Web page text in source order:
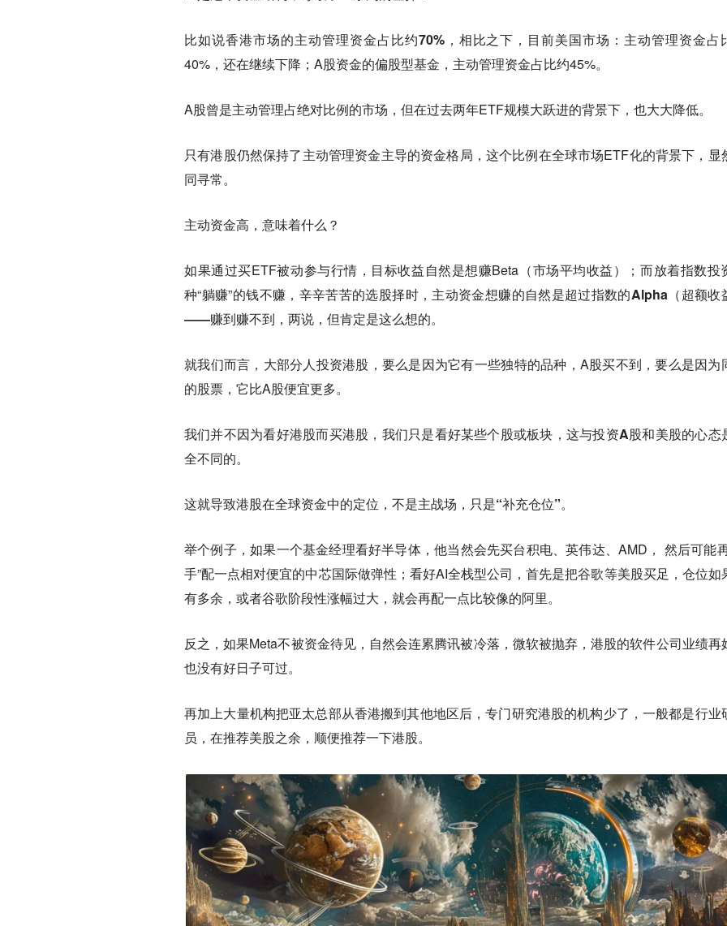
比如说香港市场的主动管理资金占比约70%，相比之下，目前美国市场：主动管理资金占
40%，还在继续下降；A股资金的偏股型基金，主动管理资金占比约45%。
A股曾是主动管理占绝对比例的市场，但在过去两年ETF规模大跃进的背景下，也大大降低。
只有港股仍然保持了主动管理资金主导的资金格局，这个比例在全球市场ETF化的背景下，显
同寻常。
主动资金高，意味着什么？
如果通过买ETF被动参与行情，目标收益自然是想赚Beta（市场平均收益）；而放着指数投
种“躺赚”的钱不赚，辛辛苦苦的选股择时， 主动资金想赚的自然是超过指数的Alpha（超额收
——赚到赚不到，两说，但肯定是这么想的。
就我们而言，大部分人投资港股，要么是因为它有一些独特的品种，A股买不到，要么是因为
的股票，它比A股便宜更多。
我们并不因为看好港股而买港股，我们只是看好某些个股或板块，这与投资A股和美股的心态
全不同的。
这就导致港股在全球资金中的定位， 不是主战场，只是“补充仓位”。
举个例子，如果一个基金经理看好半导体，他当然会先买台积电、英伟达、AMD， 然后可能
手”配一点相对便宜的中芯国际做弹性；看好AI全栈型公司，首先是把谷歌等美股买足，仓位如
有多余，或者谷歌阶段性涨幅过大，就会再配一点比较像的阿里。
反之，如果Meta不被资金待见，自然会连累腾讯被冷落，微软被抛弃，港股的软件公司业绩再
也没有好日子可过。
再加上大量机构把亚太总部从香港搬到其他地区后，专门研究港股的机构少了，一般都是行业
员，在推荐美股之余，顺便推荐一下港股。